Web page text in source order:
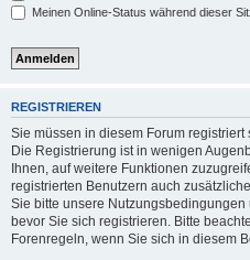
Meinen Online-Status während dieser
REGISTRIEREN
Sie müssen in diesem Forum registriert
Die Registrierung ist in wenigen
Ihnen, auf weitere Funktionen
registrierten Benutzern auch
Sie bitte unsere
bevor Sie sich registrieren. Bitte
Forenregeln, wenn Sie sich in diesem